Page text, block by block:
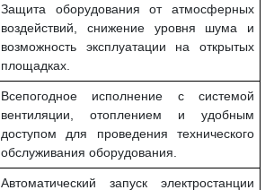
Защита оборудования от атмосферных
воздействий, снижение уровня шума и
возможность эксплуатации на открытых
площадках.
Всепогодное исполнение с системой
вентиляции, отоплением и удобным
доступом для проведения технического
обслуживания оборудования.
Автоматический запуск электростанции